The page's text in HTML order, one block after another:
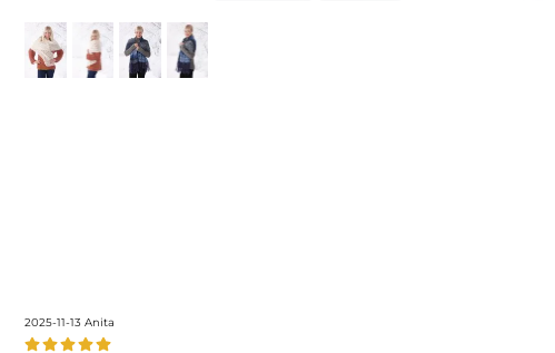
2025-11-13 Anita